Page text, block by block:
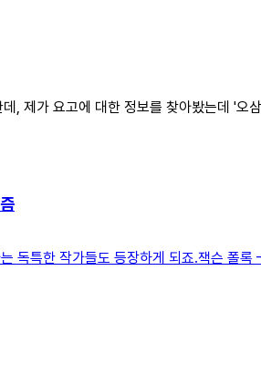
, 제가 요고에 대한 정보를 찾아봤는데 '
독특한 작가들도 등장하게 되죠.잭슨 폴